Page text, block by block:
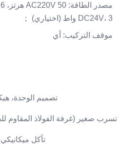
DC24V، 3 واط (اختياري) ；
موقف التركيب: أي
تصميم الوحدة،
تسرب صغير (غرفة الفولاذ المقاوم
تآكل